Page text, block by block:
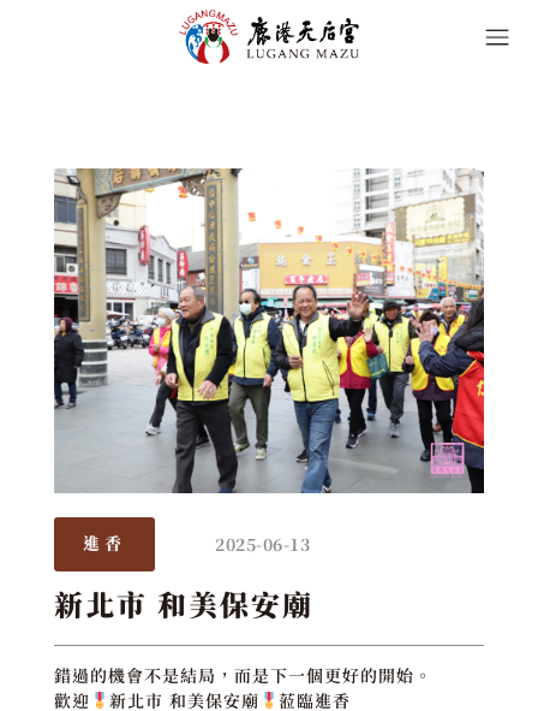
進香 2025-06-13
新北市 和美保安廟
錯過的機會不是結局，而是下一個更好的開始。
歡迎
新北市 和美保安廟 蒞臨進香